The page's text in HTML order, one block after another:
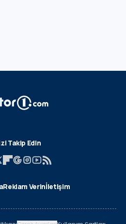
Takip Edin
Reklam Verinİletişim